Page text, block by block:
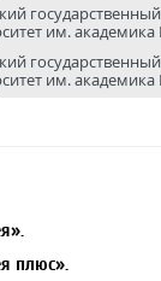
им.
им.
плюс».